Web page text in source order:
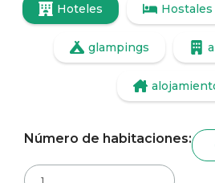
Hoteles Hostales
glampings
Número de habitaciones: